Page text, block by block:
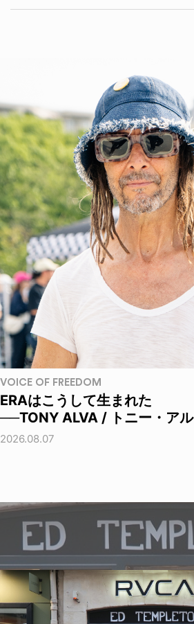
VOICE OF FREEDOM
ERAはこうして生まれた
──TONY ALVA / トニー・ア
2026.08.07